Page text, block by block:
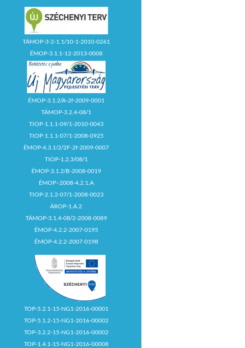
TÁMOP-3-2-1.1/10-1-2010-0261
ÉMOP-3.1.1-12-2013-0008
ÉMOP-3.1.2/A-2f-2009-0001
TÁMOP-3.2.4-08/1
TIOP-1.1.1-09/1-2010-0043
TIOP-1.1.1-07/1-2008-0925
ÉMOP-4.3.1/2/2F-2f-2009-0007
TIOP-1.2.3/08/1
ÉMOP-3.1.2/B-2008-0019
ÉMOP–2008-4.2.1.A
TIOP-2.1.2-07/1-2008-0023
ÁROP-1.A.2
TÁMOP-3.1.4-08/2-2008-0089
ÉMOP-4.2.2-2007-0195
ÉMOP-4.2.2-2007-0198
TOP-5.2.1-15-NG1-2016-00001
TOP-5.1.2-15-NG1-2016-00002
TOP-3.2.2-15-NG1-2016-00002
TOP-1.4.1-15-NG1-2016-00008